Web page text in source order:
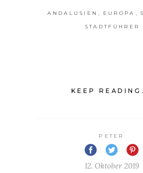
ANDALUSIEN EUROPA
STADTFÜHRER
KEEP
PETER
12. Oktober 2019